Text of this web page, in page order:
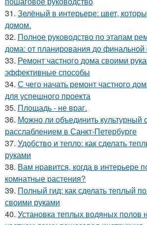
31. Зелёный в интерьере: цвет,
домом.
32. Полное руководство по этапам
дома: от планирования до финальной
33. Ремонт частного дома своими
эффективные способы
34. С чего начать ремонт частного
для успешного проекта
35. Площадь - не враг.
36. Можно ли объединить культурный
расслаблением в Санкт-Петербурге
37. Удобство и тепло: как сделать
руками
38. Вам нравится, когда в интерьере
комнатные растения?
39. Полный гид: как сделать теплый
своими руками
40. Установка теплых водяных полов